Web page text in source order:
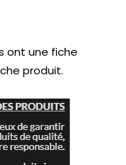
ont une fiche
produit.